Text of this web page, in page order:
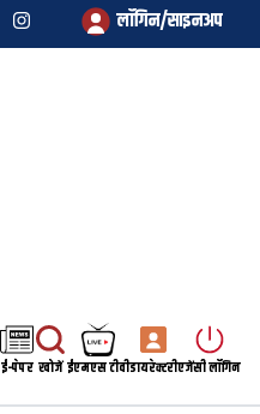
लॉगिन/साइनअप
ई-पेपर खोजें ईएमएस टीवीडायरेक्टरीएजेंसी लॉगिन